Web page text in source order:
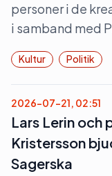
personer i de
i samband med
Kultur Politik
2026-07-21, 02:51
Lars Lerin och
Kristersson
Sagerska